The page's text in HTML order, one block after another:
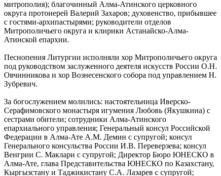
митрополия); благочинный Алма-Атинского церковного
округа протоиерей Валерий Захаров; духовенство, прибывшее
с гостями-архипастырями; руководители отделов
Митрополичьего округа и клирики Астанайско-Алма-
Атинской епархии.
Песнопения Литургии исполняли хор Митрополичьего округа
под руководством заслуженного деятеля искусств России О.Н.
Овчинникова и хор Вознесенского собора под управлением Н.
Зубревич.
За богослужением молились: настоятельница Иверско-
Серафимовского монастыря игумения Любовь (Якушкина) с
сестрами обители; сотрудники Алма-Атинского
епархиального управления; Генеральный консул Российской
Федерации в Алма-Ате А.М. Демин с супругой; консул
Генерального консульства России И.В. Переверзева; консул
Венгрии С. Маклари с супругой; Директор Бюро ЮНЕСКО в
Алма-Ате, глава Представительства ЮНЕСКО по Казахстану,
Кыргызстану и Таджикистану С.А. Лазарев с супругой;